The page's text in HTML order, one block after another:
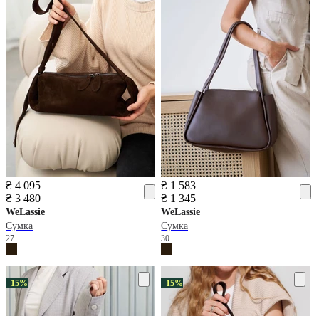
₴ 4 095
₴ 3 480
WeLassie
Сумка
27
₴ 1 583
₴ 1 345
WeLassie
Сумка
30
−15% −15%